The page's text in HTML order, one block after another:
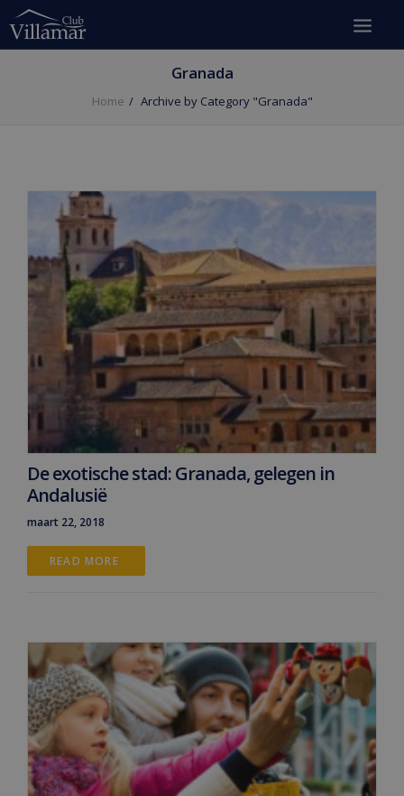
Granada
Home Archive by Category "Granada"
De exotische stad: Granada, gelegen in
Andalusië
maart 22, 2018
READ MORE